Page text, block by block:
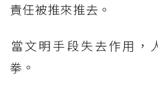
責任被推來推去。
當文明手段失去作用，
拳。